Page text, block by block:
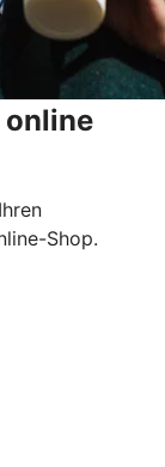
online
Shop.